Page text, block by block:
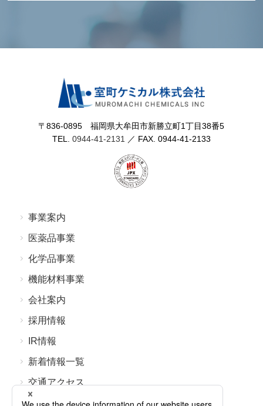
〒836-0895 福岡県⼤牟⽥市新勝⽴町1丁⽬38番5
TEL. 0944-41-2131 ／ FAX. 0944-41-2133
事業案内
医薬品事業
化学品事業
機能材料事業
会社案内
採⽤情報
IR情報
新着情報⼀覧
交通アクセス
よくあるご質問